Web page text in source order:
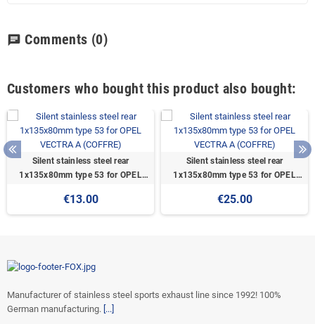
chat Comments (0)
Customers who bought this product also bought:
Silent stainless steel rear
1x135x80mm type 53 for OPEL
€13.00
Silent stainless steel rear
1x135x80mm type 53 for OPEL
€25.00
Manufacturer of stainless steel sports exhaust line since 1992! 100%
German manufacturing. [...]